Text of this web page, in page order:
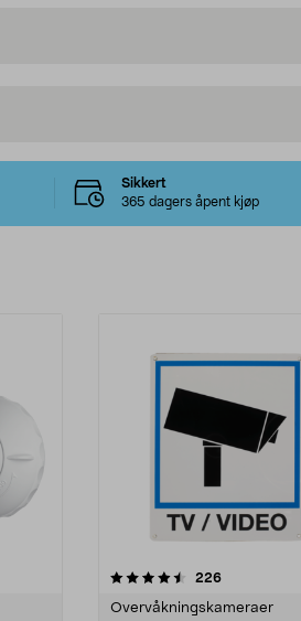
Sikkert
365 dagers åpent kjøp
226anmeldelser
Overvåkningskameraer
4.0 av 5 stjerner